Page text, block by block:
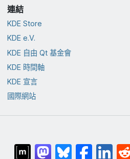
連結
KDE Store
KDE e.V.
KDE 自由 Qt 基金會
KDE 時間軸
KDE 宣言
國際網站